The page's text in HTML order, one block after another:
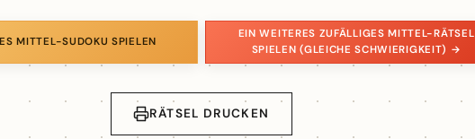
MITTEL-SUDOKU SPIELEN
EIN WEITERES ZUFÄLLIGES MITTEL-RÄTSEL
SPIELEN (GLEICHE SCHWIERIGKEIT) →
RÄTSEL DRUCKEN